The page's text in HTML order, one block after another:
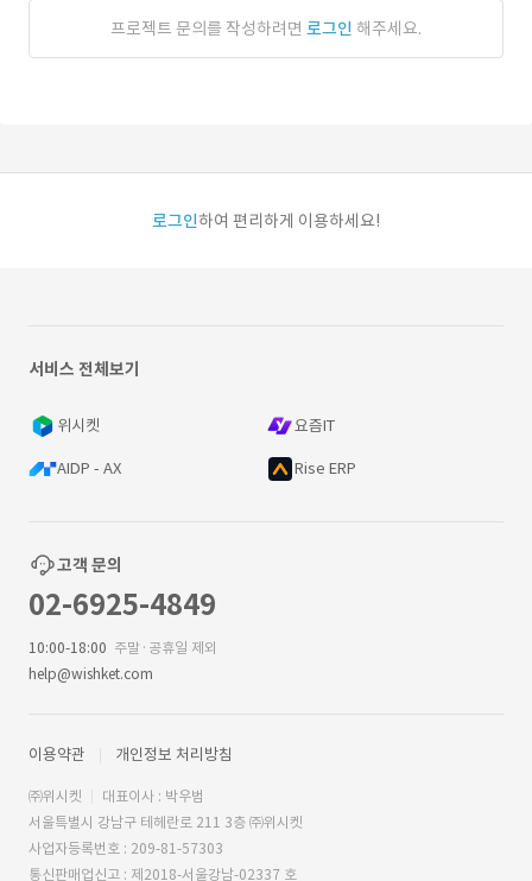
프로젝트 문의를 작성하려면 로그인 해주세요.
로그인하여 편리하게 이용하세요!
서비스 전체보기
위시켓 요즘IT
AIDP - AX Rise ERP
고객 문의
02-6925-4849
10:00-18:00 주말·공휴일 제외
help@wishket.com
이용약관 개인정보 처리방침
㈜위시켓
대표이사 : 박우범
서울특별시 강남구 테헤란로 211 3층 ㈜위시켓
사업자등록번호 : 209-81-57303
통신판매업신고 : 제2018-서울강남-02337 호